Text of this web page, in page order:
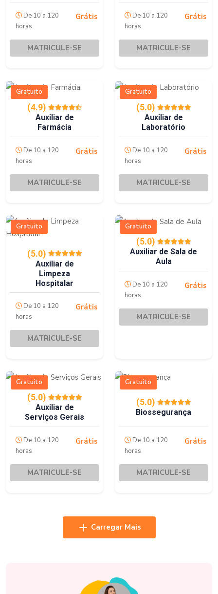
De 10 a 120
horas
Grátis
MATRICULE-SE
De 10 a 120
horas
Grátis
MATRICULE-SE
Gratuito
(4.9)
Auxiliar de
Farmácia
De 10 a 120
horas
Grátis
MATRICULE-SE
Gratuito
(5.0)
Auxiliar de
Laboratório
De 10 a 120
horas
Grátis
MATRICULE-SE
Gratuito
(5.0)
Auxiliar de
Limpeza
Hospitalar
De 10 a 120
horas
Grátis
MATRICULE-SE
Gratuito
(5.0)
Auxiliar de Sala de
Aula
De 10 a 120
horas
Grátis
MATRICULE-SE
Gratuito
(5.0)
Auxiliar de
Serviços Gerais
De 10 a 120
horas
Grátis
MATRICULE-SE
Gratuito
(5.0)
Biossegurança
De 10 a 120
horas
Grátis
MATRICULE-SE
Carregar Mais